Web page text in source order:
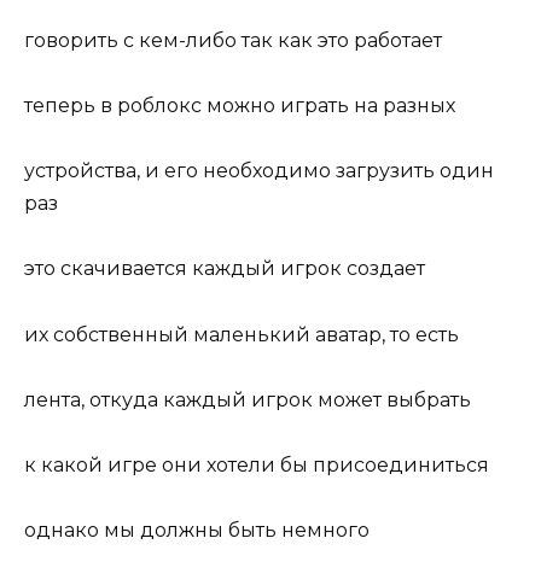
говорить с кем-либо так как это работает
теперь в роблокс можно играть на разных
устройства, и его необходимо загрузить один
раз
это скачивается каждый игрок создает
их собственный маленький аватар, то есть
лента, откуда каждый игрок может выбрать
к какой игре они хотели бы присоединиться
однако мы должны быть немного